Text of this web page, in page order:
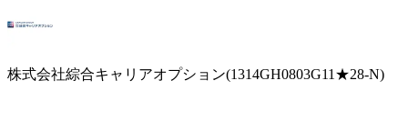
株式会社綜合キャリアオプション(1314GH0803G11★28-N)